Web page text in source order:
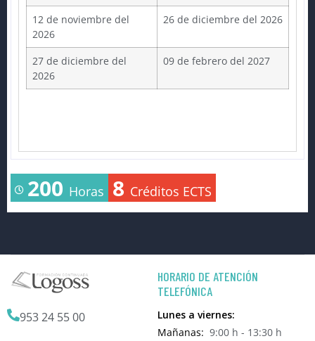
12 de noviembre del
2026
26 de diciembre del 2026
27 de diciembre del
2026
09 de febrero del 2027
200 Horas 8 Créditos ECTS
953 24 55 00
HORARIO DE ATENCIÓN
TELEFÓNICA
Lunes a viernes:
Mañanas: 9:00 h - 13:30 h